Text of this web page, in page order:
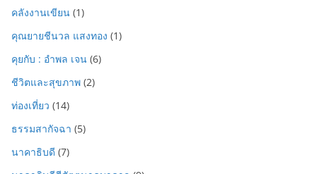
คลังงานเขียน (1)
คุณยายชีนวล แสงทอง (1)
คุยกับ : อำพล เจน (6)
ชีวิตและสุขภาพ (2)
ท่องเที่ยว (14)
ธรรมสากัจฉา (5)
นาคาธิบดี (7)